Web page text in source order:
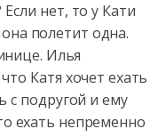
нет, то у Кати
полетит одна.
Илья
Катя хочет ехать
с подругой и ему
ехать непременно